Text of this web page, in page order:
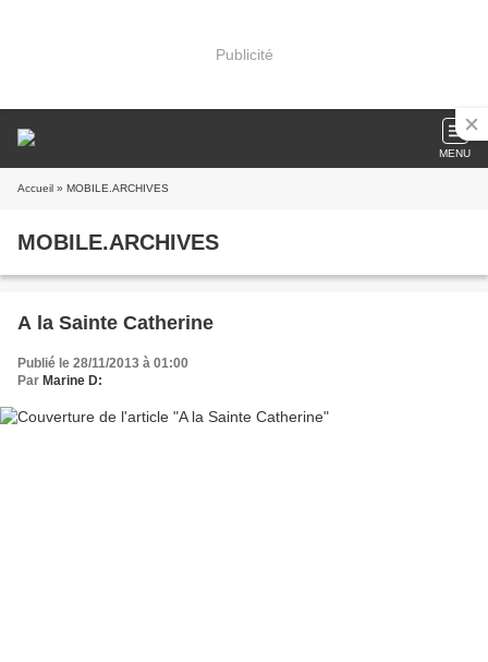
Publicité
MENU
Accueil » MOBILE.ARCHIVES
MOBILE.ARCHIVES
A la Sainte Catherine
Publié le 28/11/2013 à 01:00
Par Marine D: